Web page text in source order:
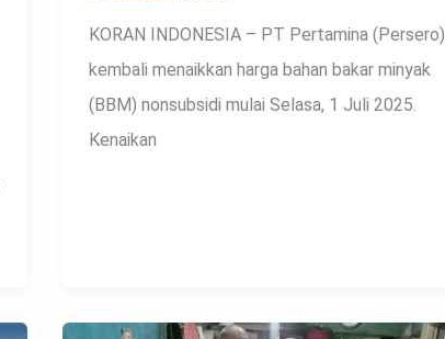
KORAN INDONESIA – PT Pertamina (Persero)
kembali menaikkan harga bahan bakar minyak
(BBM) nonsubsidi mulai Selasa, 1 Juli 2025.
Kenaikan